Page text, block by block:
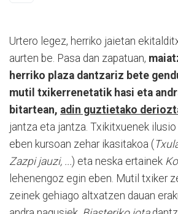
Urtero legez, herriko jaietan
aurten be. Pasa dan zapatuan,
herriko plaza dantzariz bete
mutil txikerrenetatik hasi eta
bitartean, adin guztietako
jantza eta jantza. Txikitxuenek
eben kursoan zehar ikasitakoa (
Zazpi jauzi, ...) eta neska ertainek
lehenengoz egin eben. Mutil txiker
zeinek gehiago altxatzen dauan